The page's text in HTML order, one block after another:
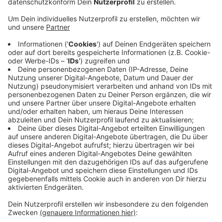
Am Campus Melaten in Aachen wurde am Donnerstag
ein "Tiny Forest" auf einer 250 Quadratmeter großen
Fläche gepflanzt.
Rund 100 Freiwillige, darunter Studierende,
Mitarbeitende der RWTH und Kinder der angrenzenden
KiTa, beteiligten sich an der Pflanzaktion. Insgesamt
wurden etwa 500 Pflanzen, darunter verschiedene
Baum- und Straucharten, gepflanzt, um ein diverses
Ökosystem zu schaffen. Finanziert wurde die Aktion
aus dem Klimafonds der RWTH Aachen.
Auch in Eschweiler wird am Freitag ein Tiny Forest
angelegt, um 13:30 Uhr auf dem Friedhof der Pfarre
St. Peter und Paul an der Dürener Straße. Das Projekt
steht unter der Leitung des Vereins BiNE.